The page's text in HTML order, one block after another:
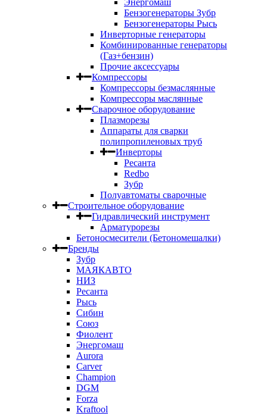
Энергомаш
Бензогенераторы Зубр
Бензогенераторы Рысь
Инверторные генераторы
Комбинированные генераторы
(Газ+бензин)
Прочие аксессуары
Компрессоры
Компрессоры безмаслянные
Компрессоры маслянные
Сварочное оборудование
Плазморезы
Аппараты для сварки
полипропиленовых труб
Инверторы
Ресанта
Redbo
Зубр
Полуавтоматы сварочные
Строительное оборудование
Гидравлический инструмент
Арматурорезы
Бетоносмесители (Бетономешалки)
Бренды
Зубр
МАЯКАВТО
НИЗ
Ресанта
Рысь
Сибин
Союз
Фиолент
Энергомаш
Aurora
Carver
Champion
DGM
Forza
Kraftool